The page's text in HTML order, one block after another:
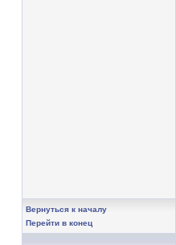
Вернуться к началу
Перейти в конец